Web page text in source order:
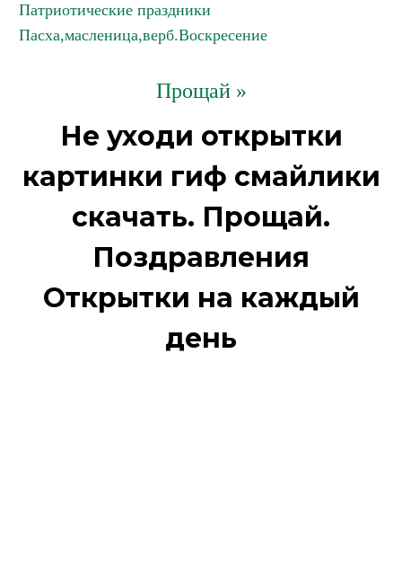
Патриотические праздники
Пасха,масленица,верб.Воскресение
Прощай »
Не уходи открытки
картинки гиф смайлики
скачать. Прощай.
Поздравления
Открытки на каждый
день